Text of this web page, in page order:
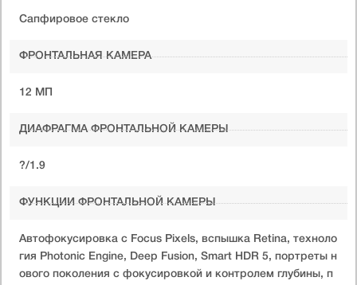
Сапфировое стекло
ФРОНТАЛЬНАЯ КАМЕРА
12 МП
ДИАФРАГМА ФРОНТАЛЬНОЙ КАМЕРЫ
?/1.9
ФУНКЦИИ ФРОНТАЛЬНОЙ КАМЕРЫ
Автофокусировка с Focus Pixels, вспышка Retina, техноло
гия Photonic Engine, Deep Fusion, Smart HDR 5, портреты н
ового поколения с фокусировкой и контролем глубины, п